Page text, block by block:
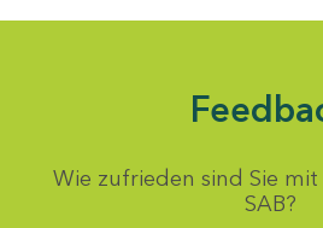
Wie zufrieden sind Sie
SAB?